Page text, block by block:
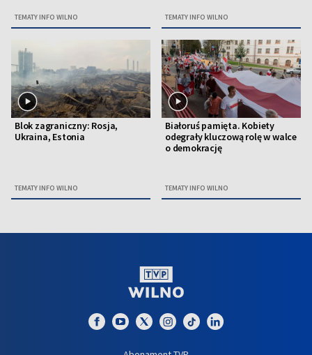
TEMATY INFO WILNO TEMATY INFO WILNO
Blok zagraniczny: Rosja,
Ukraina, Estonia
TEMATY INFO WILNO
Białoruś pamięta. Kobiety
odegrały kluczową rolę w walce
o demokrację
TEMATY INFO WILNO